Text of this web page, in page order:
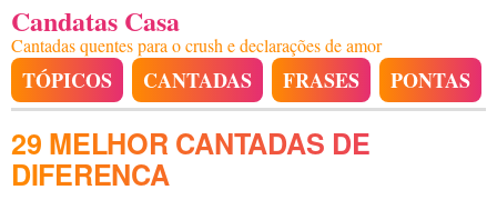
Candatas Casa
Cantadas quentes para o crush e declarações de amor
TÓPICOS CANTADAS FRASES PONTAS
29 MELHOR CANTADAS DE
DIFERENCA